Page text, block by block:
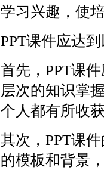
学习兴趣，使
PPT课件应达
首先，PPT课
层次的知识掌
个人都有所收
其次，PPT课
的模板和背景